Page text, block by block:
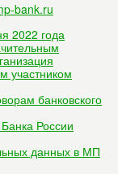
bank.ru
2022 года
участником
банковского
России
данных в МП